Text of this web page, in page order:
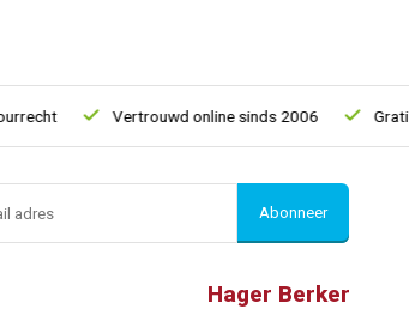
Vertrouwd online sinds 2006 Gratis
Abonneer
Hager Berker